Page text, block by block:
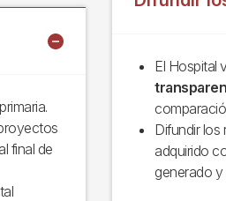
final de
El Hospital
Difundir los
adquirido
generado y